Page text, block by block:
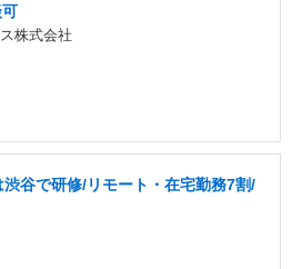
株式会社
谷で研修/リモート・在宅勤務7割/